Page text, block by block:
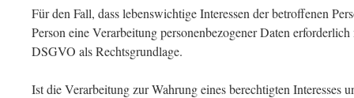
Für den Fall, dass lebenswichtige Interessen der betroffenen
Person eine Verarbeitung personenbezogener Daten
DSGVO als Rechtsgrundlage.
Ist die Verarbeitung zur Wahrung eines berechtigten Interesses